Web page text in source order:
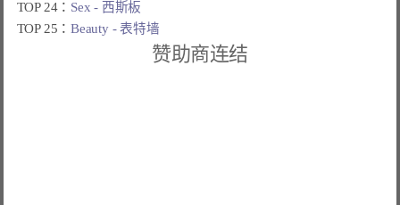
TOP 24： Sex - 西斯板
TOP 25：Beauty - 表特墙
赞助商连结